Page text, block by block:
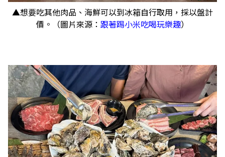
▲想要吃其他肉品、海鮮可以到冰箱自行取用，採以盤計
價。（圖片來源： 跟著踢小米吃喝玩樂趣）